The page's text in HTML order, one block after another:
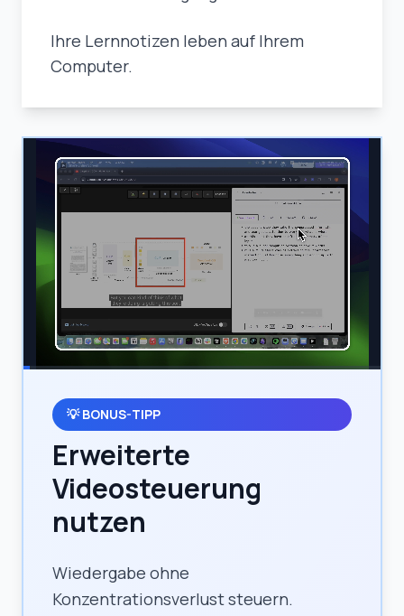
Ihre Lernnotizen leben auf Ihrem
Computer.
💡BONUS-TIPP
Erweiterte
Videosteuerung
nutzen
Wiedergabe ohne
Konzentrationsverlust steuern.